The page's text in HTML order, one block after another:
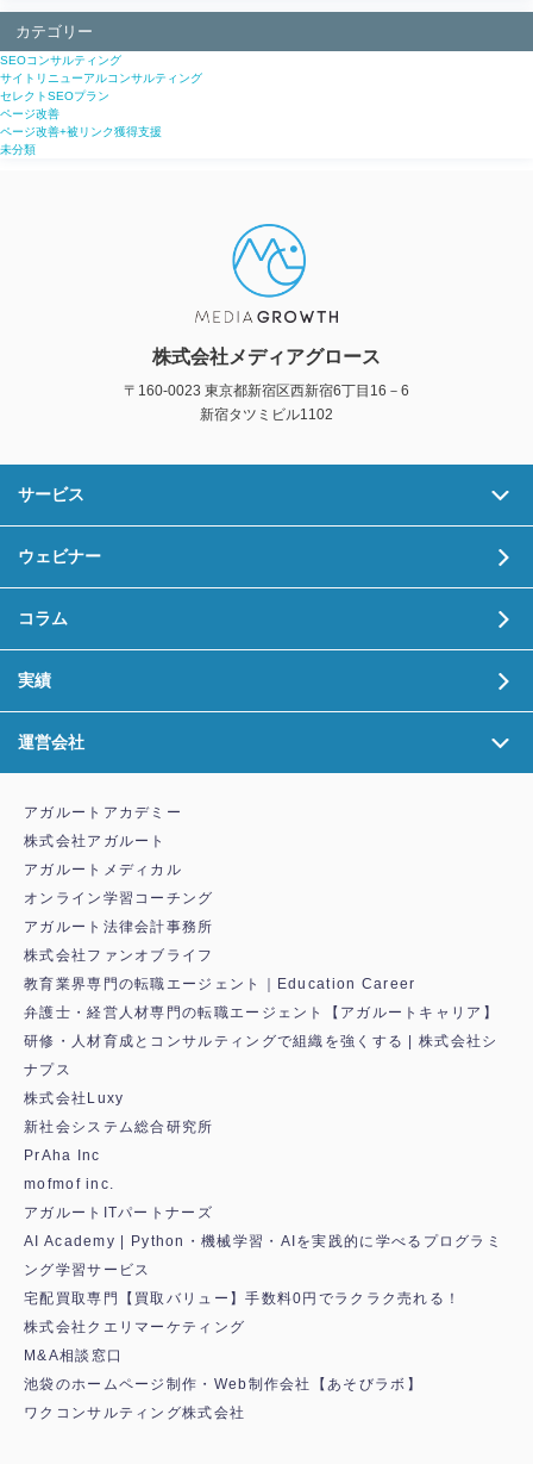
カテゴリー
SEOコンサルティング
サイトリニューアルコンサルティング
セレクトSEOプラン
ページ改善
ページ改善+被リンク獲得支援
未分類
サービス
ウェビナー
コラム
実績
運営会社
株式会社メディアグロース
〒160-0023 東京都新宿区西新宿6丁目16－6
新宿タツミビル1102
アガルートアカデミー
株式会社アガルート
アガルートメディカル
オンライン学習コーチング
アガルート法律会計事務所
株式会社ファンオブライフ
教育業界専門の転職エージェント｜Education Career
弁護士・経営人材専門の転職エージェント【アガルートキャリア】
研修・人材育成とコンサルティングで組織を強くする | 株式会社シ
ナプス
株式会社Luxy
新社会システム総合研究所
PrAha Inc
mofmof inc.
アガルートITパートナーズ
AI Academy | Python・機械学習・AIを実践的に学べるプログラミ
ング学習サービス
宅配買取専門【買取バリュー】手数料0円でラクラク売れる！
株式会社クエリマーケティング
M&A相談窓口
池袋のホームページ制作・Web制作会社【あそびラボ】
ワクコンサルティング株式会社